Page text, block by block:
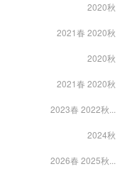
2020秋
2021春 2020秋
2020秋
2021春 2020秋
2023春 2022秋...
2024秋
2026春 2025秋...